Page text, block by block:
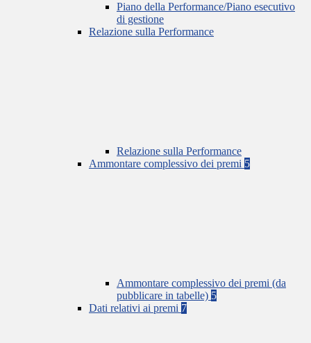
Piano della Performance/Piano esecutivo
di gestione
Relazione sulla Performance
Relazione sulla Performance
Ammontare complessivo dei premi 5
Ammontare complessivo dei premi (da
pubblicare in tabelle) 5
Dati relativi ai premi 7